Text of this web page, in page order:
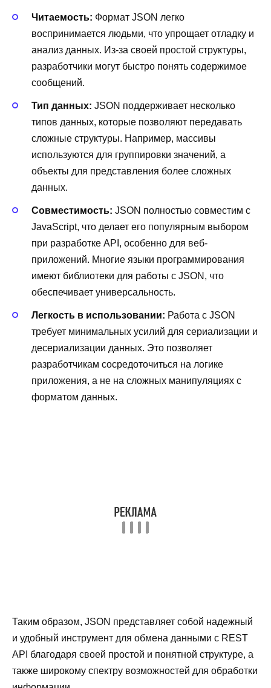
Читаемость: Формат JSON легко
воспринимается людьми, что упрощает отладку и
анализ данных. Из-за своей простой структуры,
разработчики могут быстро понять содержимое
сообщений.
Тип данных: JSON поддерживает несколько
типов данных, которые позволяют передавать
сложные структуры. Например, массивы
используются для группировки значений, а
объекты для представления более сложных
данных.
Совместимость: JSON полностью совместим с
JavaScript, что делает его популярным выбором
при разработке API, особенно для веб-
приложений. Многие языки программирования
имеют библиотеки для работы с JSON, что
обеспечивает универсальность.
Легкость в использовании: Работа с JSON
требует минимальных усилий для сериализации и
десериализации данных. Это позволяет
разработчикам сосредоточиться на логике
приложения, а не на сложных манипуляциях с
форматом данных.
Таким образом, JSON представляет собой надежный
и удобный инструмент для обмена данными с REST
API благодаря своей простой и понятной структуре, а
также широкому спектру возможностей для обработки